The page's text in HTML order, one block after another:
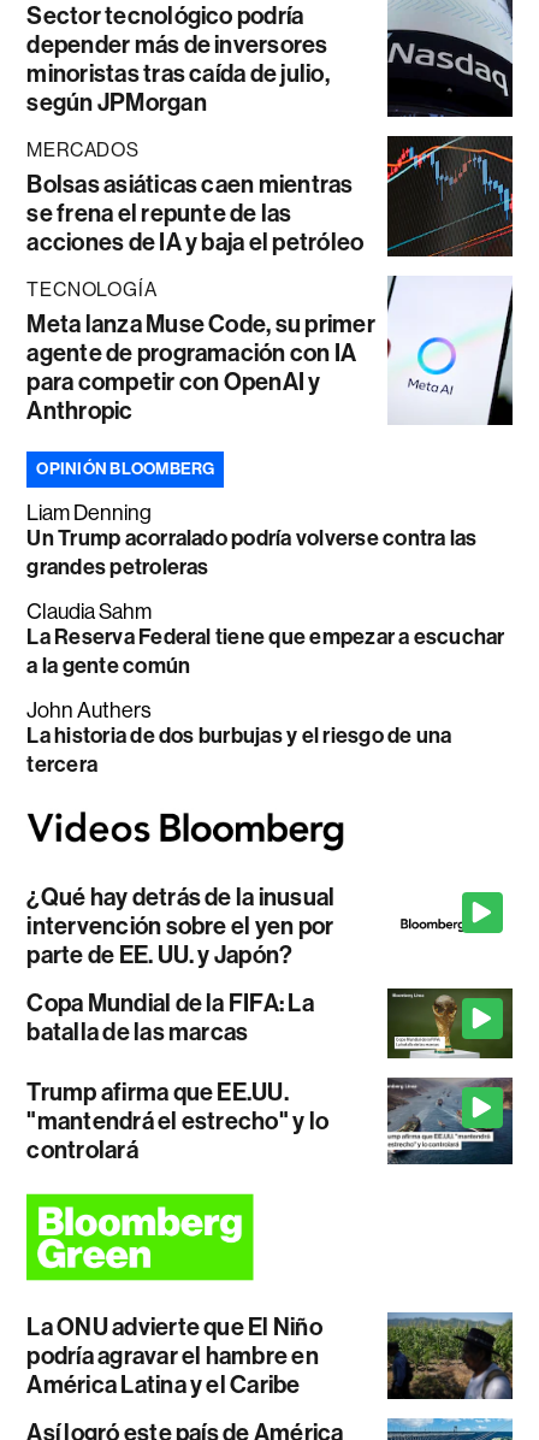
Sector tecnológico podría
depender más de inversores
minoristas tras caída de julio,
según JPMorgan
MERCADOS
Bolsas asiáticas caen mientras
se frena el repunte de las
acciones de IA y baja el petróleo
TECNOLOGÍA
Meta lanza Muse Code, su primer
agente de programación con IA
para competir con OpenAI y
Anthropic
OPINIÓN BLOOMBERG
Liam Denning
Un Trump acorralado podría volverse contra las
grandes petroleras
Claudia Sahm
La Reserva Federal tiene que empezar a escuchar
a la gente común
John Authers
La historia de dos burbujas y el riesgo de una
tercera
¿Qué hay detrás de la inusual
intervención sobre el yen por
parte de EE. UU. y Japón?
Copa Mundial de la FIFA: La
batalla de las marcas
Trump afirma que EE.UU.
"mantendrá el estrecho" y lo
controlará
La ONU advierte que El Niño
podría agravar el hambre en
América Latina y el Caribe
Así logró este país de América